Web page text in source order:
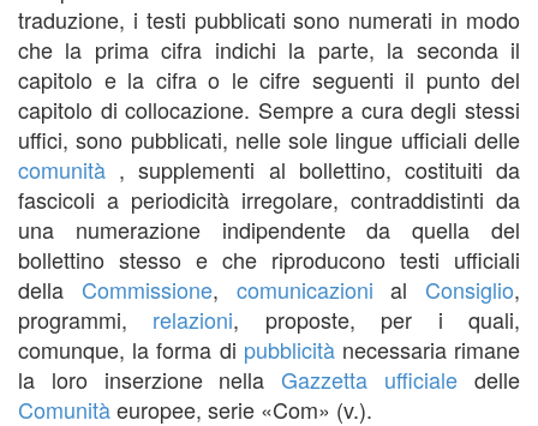
traduzione, i testi pubblicati sono numerati in modo
che la prima cifra indichi la parte, la seconda il
capitolo e la cifra o le cifre seguenti il punto del
capitolo di collocazione. Sempre a cura degli stessi
uffici, sono pubblicati, nelle sole lingue ufficiali delle
comunità , supplementi al bollettino, costituiti da
fascicoli a periodicità irregolare, contraddistinti da
una numerazione indipendente da quella del
bollettino stesso e che riproducono testi ufficiali
della Commissione, comunicazioni al Consiglio,
programmi, relazioni, proposte, per i quali,
comunque, la forma di pubblicitànecessaria rimane
la loro inserzione nellaGazzetta ufficiale delle
Comunitàeuropee, serie «Com» (v.).